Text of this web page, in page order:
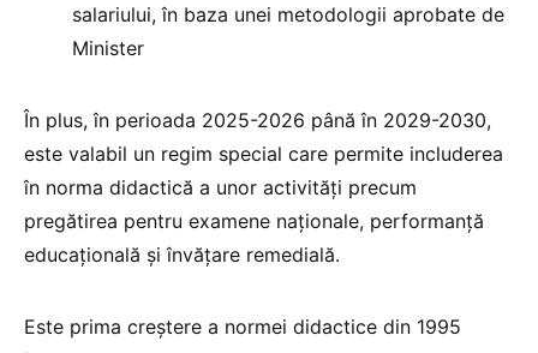
salariului, în baza unei metodologii aprobate de
Minister
În plus, în perioada 2025-2026 până în 2029-2030,
este valabil un regim special care permite includerea
în norma didactică a unor activități precum
pregătirea pentru examene naționale, performanță
educațională și învățare remedială.
Este prima creștere a normei didactice din 1995